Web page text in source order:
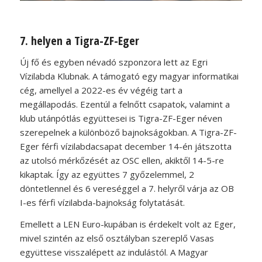
7. helyen a Tigra-ZF-Eger
Új fő és egyben névadó szponzora lett az Egri
Vízilabda Klubnak. A támogató egy magyar informatikai
cég, amellyel a 2022-es év végéig tart a
megállapodás. Ezentúl a felnőtt csapatok, valamint a
klub utánpótlás együttesei is Tigra-ZF-Eger néven
szerepelnek a különböző bajnokságokban. A Tigra-ZF-
Eger férfi vízilabdacsapat december 14-én játszotta
az utolsó mérkőzését az OSC ellen, akiktől 14-5-re
kikaptak. Így az együttes 7 győzelemmel, 2
döntetlennel és 6 vereséggel a 7. helyről várja az OB
I-es férfi vízilabda-bajnokság folytatását.
Emellett a LEN Euro-kupában is érdekelt volt az Eger,
mivel szintén az első osztályban szereplő Vasas
együttese visszalépett az indulástól. A Magyar